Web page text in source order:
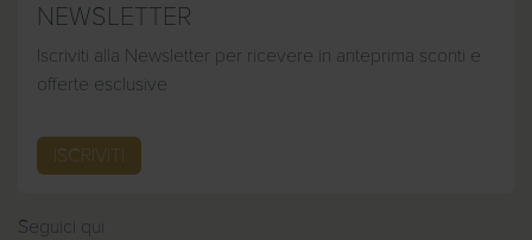
NEWSLETTER
Iscriviti alla Newsletter per ricevere in anteprima sconti e
offerte esclusive
ISCRIVITI
Seguici qui